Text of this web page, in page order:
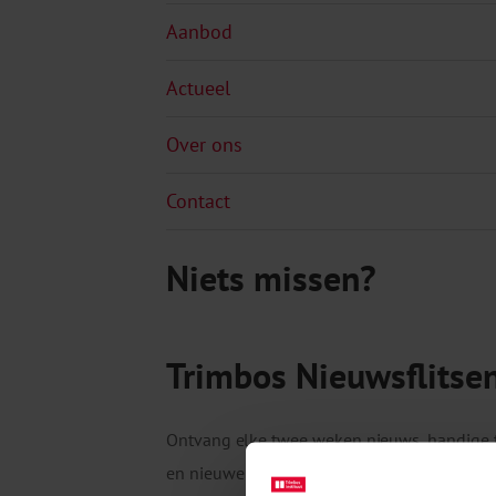
Aanbod
Actueel
Over ons
Contact
Niets missen?
Trimbos
Ontvang elke twee weken nieuws, handige
en nieuwe publicaties van het Trimbos-